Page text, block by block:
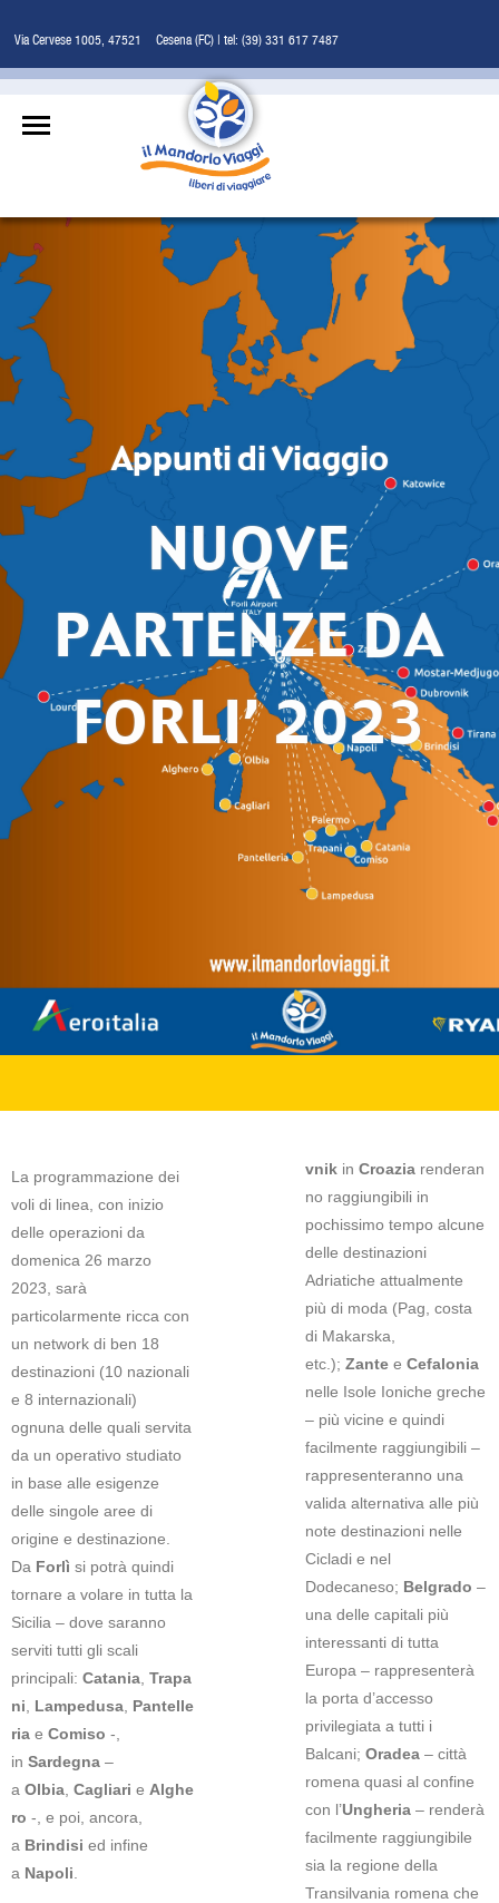
Via Cervese 1005, 47521 - Cesena (FC) | tel: (39) 331 617 7487
Appunti di Viaggio
NUOVE
PARTENZE DA
FORLI’ 2023
La programmazione dei
voli di linea, con inizio
delle operazioni da
domenica 26 marzo
2023, sarà
particolarmente ricca con
un network di ben 18
destinazioni (10 nazionali
e 8 internazionali)
ognuna delle quali servita
da un operativo studiato
in base alle esigenze
delle singole aree di
origine e destinazione.
Da Forlì si potrà quindi
tornare a volare in tutta la
Sicilia – dove saranno
serviti tutti gli scali
principali: Catania Trapa
ni
Lampedusa Pantelle
ria e Comiso -,
in Sardegna –
a Olbia Cagliari e Alghe
ro -, e poi, ancora,
a Brindisi ed infine
a Napoli
vnik in Croazia renderan
no raggiungibili in
pochissimo tempo alcune
delle destinazioni
Adriatiche attualmente
più di moda (Pag, costa
di Makarska,
etc.); Zante e Cefalonia
nelle Isole Ioniche greche
– più vicine e quindi
facilmente raggiungibili –
rappresenteranno una
valida alternativa alle più
note destinazioni nelle
Cicladi e nel
Dodecaneso; Belgrado –
una delle capitali più
interessanti di tutta
Europa – rappresenterà
la porta d’accesso
privilegiata a tutti i
Balcani; Oradea – città
romena quasi al confine
con l’Ungheria – renderà
facilmente raggiungibile
sia la regione della
Transilvania romena che